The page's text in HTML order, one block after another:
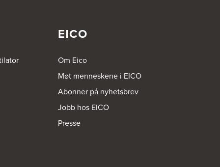
EICO
Om Eico
Møt menneskene i EICO
Abonner på nyhetsbrev
Jobb hos EICO
Presse